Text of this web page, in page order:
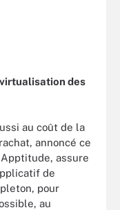
des
au coût de la
annoncé ce
Apptitude, assure
de
pour
au